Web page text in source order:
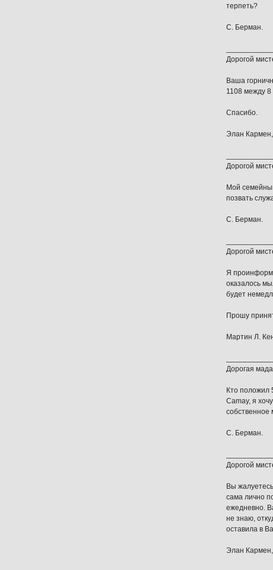
терпеть?
С. Берман.
Дорогой
Ваша
1108 между 8
Спасибо.
Элан Кармен,
Дорогой
Мой
позвать
С. Берман.
Дорогой
Я
оказалось
будет
Прошу
Мартин Л.
Дорогая
Кто положил
Camay, я
С. Берман.
Дорогой
Вы
сама лично
ежедневно.
не знаю,
оставила в
Элан Кармен,